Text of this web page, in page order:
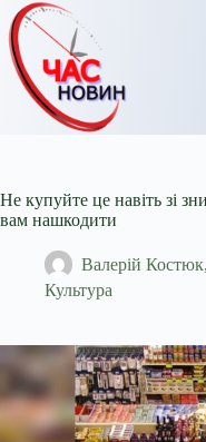
Перейти
до
вмісту
Не купуйте це навіть зі
вам нашкодити
Валерій
Культура